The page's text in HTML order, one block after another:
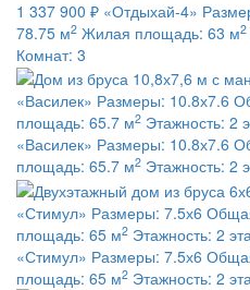
1 337 900 ₽ «Отдыхай-4»
78.75 м2 Жилая площадь: 63 м2
Комнат: 3
«Василек» Размеры: 10.8х7.6
площадь: 65.7 м2 Этажность: 2
«Василек» Размеры: 10.8х7.6
площадь: 65.7 м2 Этажность: 2
«Стимул» Размеры: 7.5х6
площадь: 65 м2 Этажность: 2
«Стимул» Размеры: 7.5х6
площадь: 65 м2 Этажность: 2